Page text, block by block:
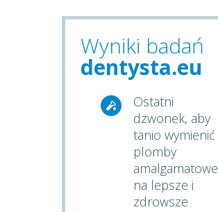
Wyniki badań
dentysta.eu
Ostatni
dzwonek, aby
tanio wymienić
plomby
amalgamatowe
na lepsze i
zdrowsze